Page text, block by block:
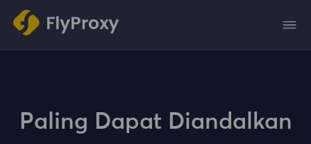
Paling Dapat Diandalkan